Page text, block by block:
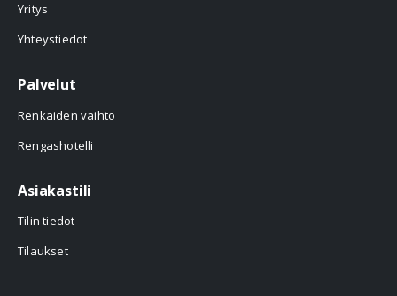
Yritys
Yhteystiedot
Palvelut
Renkaiden vaihto
Rengashotelli
Asiakastili
Tilin tiedot
Tilaukset